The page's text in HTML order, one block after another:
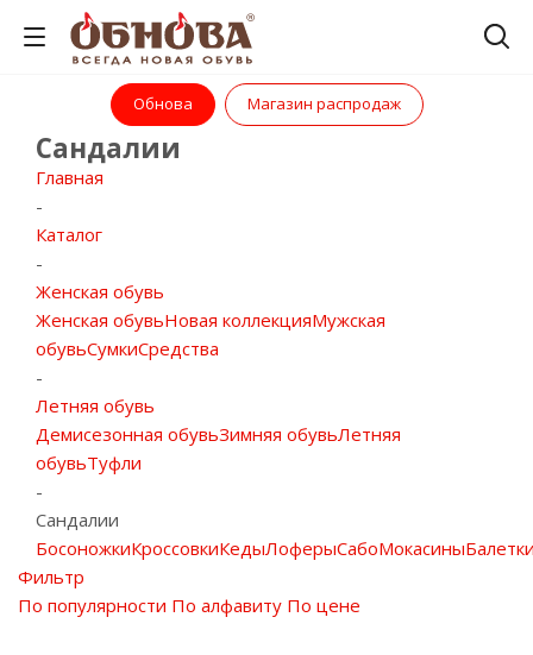
Обнова Магазин распродаж
Сандалии
Главная
-
Каталог
-
Женская обувь
Женская обувьНовая коллекцияМужская
обувьСумкиСредства
-
Летняя обувь
Демисезонная обувьЗимняя обувьЛетняя
обувьТуфли
-
Сандалии
БосоножкиКроссовкиКедыЛоферыСабоМокасины
Фильтр
По популярности По алфавиту По цене